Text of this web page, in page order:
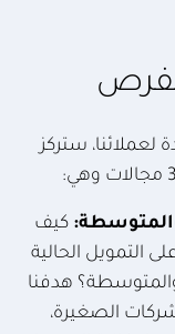
لعملائنا، ستركز
كيف
التمويل الحالية
هدفنا
الصغيرة،